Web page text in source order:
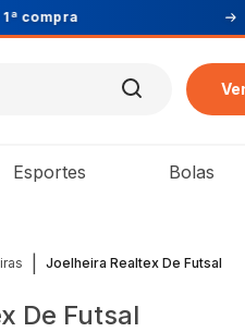
Esportes Bolas
Joelheira Realtex De Futsal
De Futsal